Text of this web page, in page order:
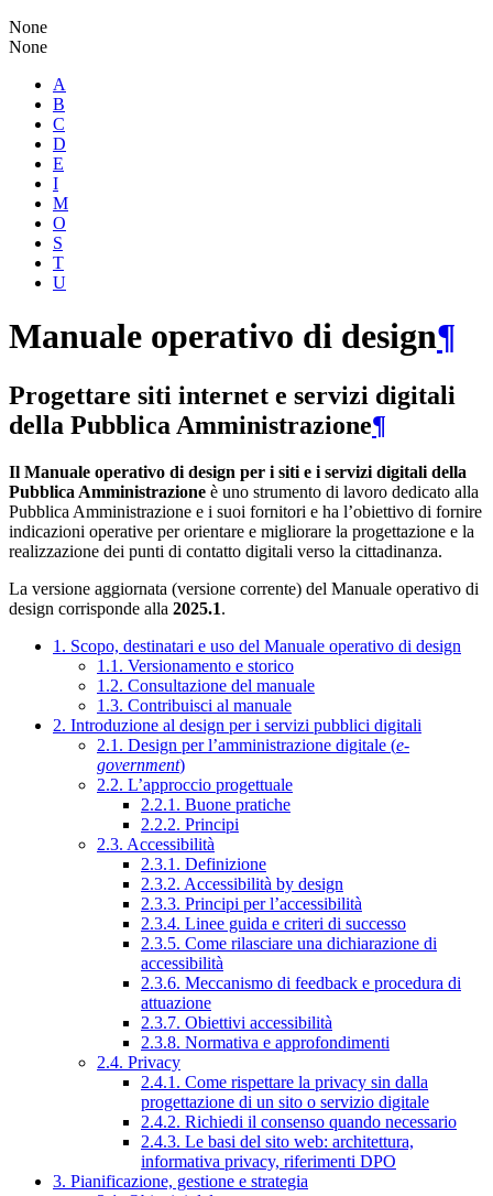
None
None
A
B
C
D
E
I
M
O
S
T
U
Manuale operativo di design¶
Progettare siti internet e servizi digitali
della Pubblica Amministrazione¶
Il Manuale operativo di design per i siti e i servizi digitali della
Pubblica Amministrazione è uno strumento di lavoro dedicato alla
Pubblica Amministrazione e i suoi fornitori e ha l’obiettivo di fornire
indicazioni operative per orientare e migliorare la progettazione e la
realizzazione dei punti di contatto digitali verso la cittadinanza.
La versione aggiornata (versione corrente) del Manuale operativo di
design corrisponde alla 2025.1.
1. Scopo, destinatari e uso del Manuale operativo di design
1.1. Versionamento e storico
1.2. Consultazione del manuale
1.3. Contribuisci al manuale
2. Introduzione al design per i servizi pubblici digitali
2.1. Design per l’amministrazione digitale (e-
government)
2.2. L’approccio progettuale
2.2.1. Buone pratiche
2.2.2. Principi
2.3. Accessibilità
2.3.1. Definizione
2.3.2. Accessibilità by design
2.3.3. Principi per l’accessibilità
2.3.4. Linee guida e criteri di successo
2.3.5. Come rilasciare una dichiarazione di
accessibilità
2.3.6. Meccanismo di feedback e procedura di
attuazione
2.3.7. Obiettivi accessibilità
2.3.8. Normativa e approfondimenti
2.4. Privacy
2.4.1. Come rispettare la privacy sin dalla
progettazione di un sito o servizio digitale
2.4.2. Richiedi il consenso quando necessario
2.4.3. Le basi del sito web: architettura,
informativa privacy, riferimenti DPO
3. Pianificazione, gestione e strategia